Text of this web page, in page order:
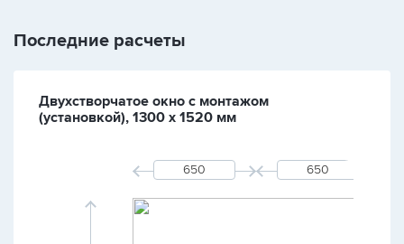
Последние расчеты
Двухстворчатое окно с монтажом
(установкой), 1300 х 1520 мм